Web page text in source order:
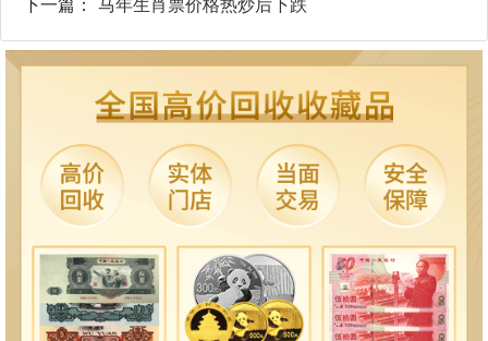
下一篇： 马年生肖票价格热炒后下跌